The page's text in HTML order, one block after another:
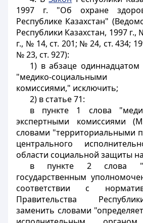
1997 г. "Об охране
Республике Казахстан"
Республики Казахстан, 1997 г.,
г., № 14, ст. 201; № 24, ст. 434;
№ 23, ст. 927):
1) в абзаце одиннадцатом
"медико-социальными
комиссиями," исключить;
2) в статье 71:
в пункте 1 слова
экспертными комиссиями
словами "территориальными
центрального
области социальной защиты
в пункте 2 слова
государственным
соответствии с
Правительства
заменить словами